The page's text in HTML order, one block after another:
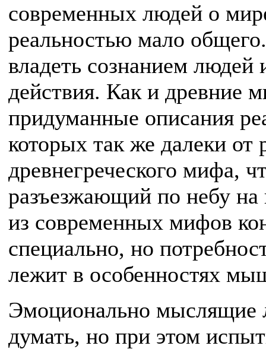
современных людей о
реальностью мало
владеть сознанием людей
действия. Как и древние
придуманные описания
которых так же далеки от
древнегреческого мифа,
разъезжающий по небу на
из современных мифов
специально, но
лежит в особенностях
Эмоционально мыслящие
думать, но при этом